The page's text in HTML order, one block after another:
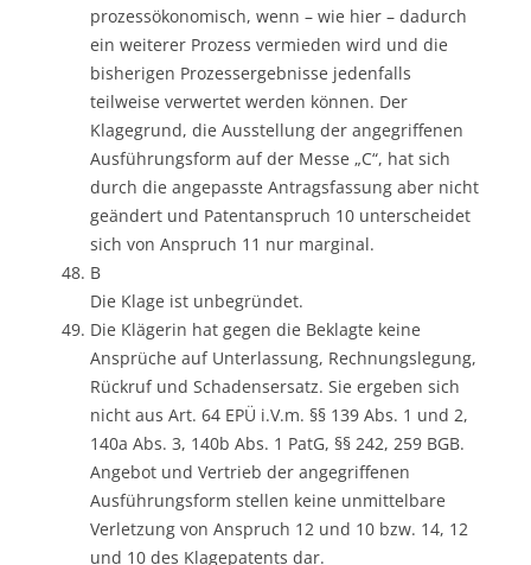
prozessökonomisch, wenn – wie hier – dadurch
ein weiterer Prozess vermieden wird und die
bisherigen Prozessergebnisse jedenfalls
teilweise verwertet werden können. Der
Klagegrund, die Ausstellung der angegriffenen
Ausführungsform auf der Messe „C“, hat sich
durch die angepasste Antragsfassung aber nicht
geändert und Patentanspruch 10 unterscheidet
sich von Anspruch 11 nur marginal.
B
Die Klage ist unbegründet.
Die Klägerin hat gegen die Beklagte keine
Ansprüche auf Unterlassung, Rechnungslegung,
Rückruf und Schadensersatz. Sie ergeben sich
nicht aus Art. 64 EPÜ i.V.m. §§ 139 Abs. 1 und 2,
140a Abs. 3, 140b Abs. 1 PatG, §§ 242, 259 BGB.
Angebot und Vertrieb der angegriffenen
Ausführungsform stellen keine unmittelbare
Verletzung von Anspruch 12 und 10 bzw. 14, 12
und 10 des Klagepatents dar.